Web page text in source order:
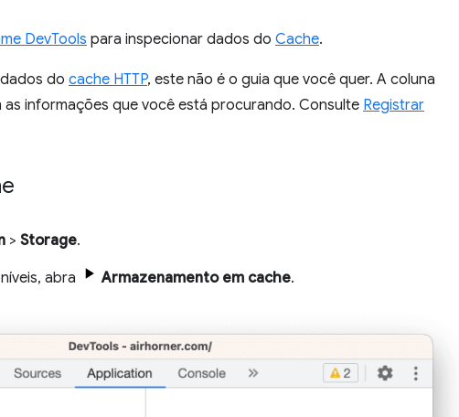
DevTools para inspecionar dados do Cache.
do cache HTTP, este não é o guia que você quer. A coluna
as informações que você está procurando. Consulte Registrar
> Storage.
abra Armazenamento em cache.